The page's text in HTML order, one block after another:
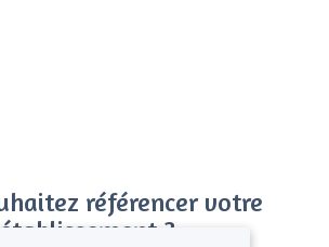
référencer votre
établissement ?